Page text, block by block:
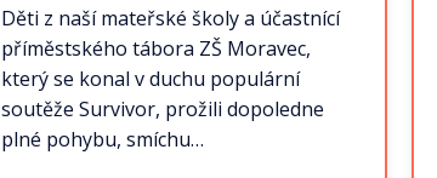
Děti z naší mateřské školy a účastnící
příměstského tábora ZŠ Moravec,
který se konal v duchu populární
soutěže Survivor, prožili dopoledne
plné pohybu, smíchu…